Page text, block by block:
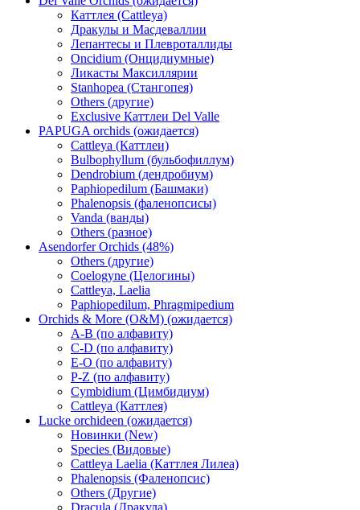
Каттлея (Cattleya)
Дракулы и Масдеваллии
Лепантесы и Плевроталлиды
Oncidium (Онцидиумные)
Ликасты Максиллярии
Stanhopea (Стангопея)
Others (другие)
Exclusive Каттлеи Del Valle
PAPUGA orchids (ожидается)
Cattleya (Каттлеи)
Bulbophyllum (бульбофиллум)
Dendrobium (дендробиум)
Paphiopedilum (Башмаки)
Phalenopsis (фаленопсисы)
Vanda (ванды)
Others (разное)
Asendorfer Orchids (48%)
Others (другие)
Coelogyne (Целогины)
Cattleya, Laelia
Paphiopedilum, Phragmipedium
Orchids & More (O&M) (ожидается)
A-B (по алфавиту)
C-D (по алфавиту)
E-O (по алфавиту)
P-Z (по алфавиту)
Cymbidium (Цимбидиум)
Cattleya (Каттлея)
Lucke orchideen (ожидается)
Новинки (New)
Species (Видовые)
Cattleya Laelia (Каттлея Лилеа)
Phalenopsis (Фаленопсис)
Others (Другие)
Dracula (Дракула)